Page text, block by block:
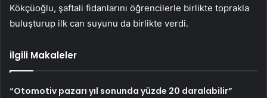
Kökçüoğlu, şaftali fidanlarını öğrencilerle birlikte toprakla
buluşturup ilk can suyunu da birlikte verdi.
İlgili Makaleler
“Otomotiv pazarı yıl sonunda yüzde 20 daralabilir”